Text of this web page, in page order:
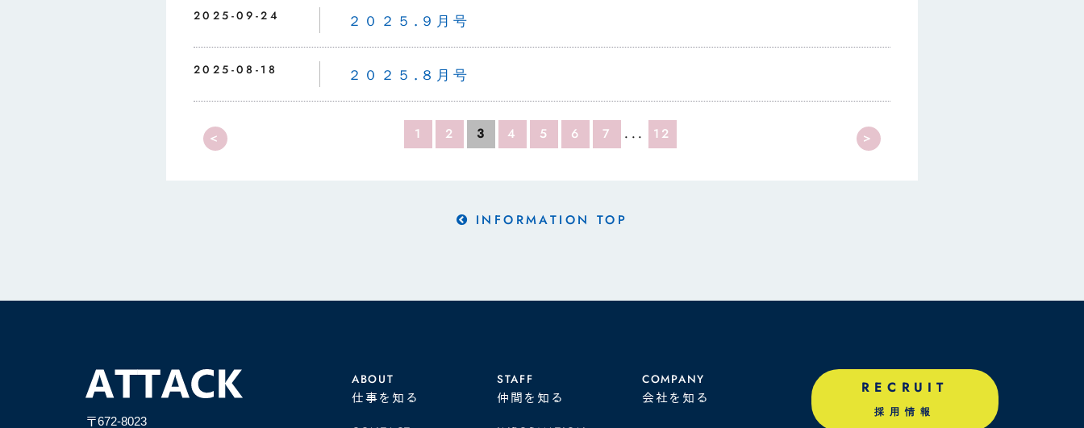
2025-09-24 ２０２５.９月号
2025-08-18 ２０２５.８月号
< 1 2 3 4 5 6 7 ... 12 >
INFORMATION TOP
〒672-8023
ABOUT
仕事を知る
STAFF
仲間を知る
COMPANY
会社を知る
RECRUIT
採用情報